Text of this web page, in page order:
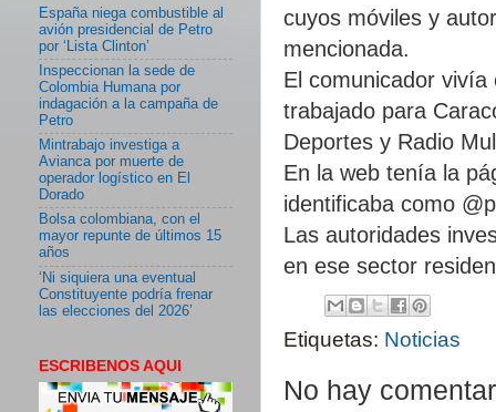
cuyos móviles y
mencionada.
El comunicador
trabajado para
Deportes y Radio
En la web tenía la
identificaba como
Las autoridades
en ese sector
Etiquetas: Noticias
No hay
España niega combustible al
avión presidencial de Petro
por ‘Lista Clinton’
Inspeccionan la sede de
Colombia Humana por
indagación a la campaña de
Petro
Mintrabajo investiga a
Avianca por muerte de
operador logístico en El
Dorado
Bolsa colombiana, con el
mayor repunte de últimos 15
años
‘Ni siquiera una eventual
Constituyente podría frenar
las elecciones del 2026’
ESCRIBENOS AQUI